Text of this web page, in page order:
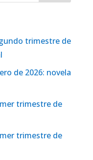
trimestre de
de 2026: novela
trimestre de
trimestre de